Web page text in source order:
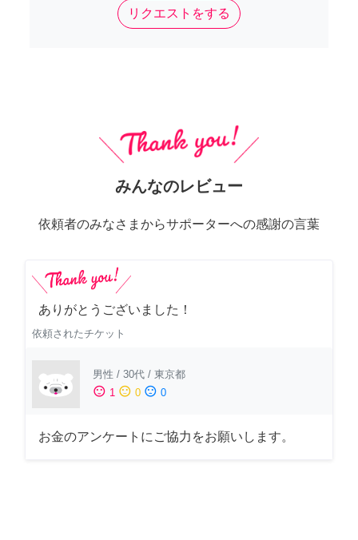
リクエストをする
みんなのレビュー
依頼者のみなさまからサポーターへの感謝の言葉
ありがとうございました！
依頼されたチケット
男性 / 30代 / 東京都
sentiment_satisfied 1 sentiment_neutral 0 sentiment_dissatisfied 0
お金のアンケートにご協力をお願いします。